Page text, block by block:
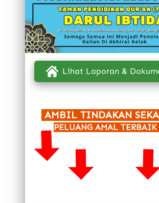
` Lihat Laporan &
AMBIL TINDAKAN
PELUANG AMAL